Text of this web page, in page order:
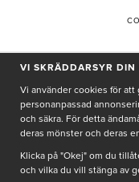
Genom att ge min e-
De uppgifter du
VI SKRÄDDARSYR DIN
Vi använder cookies för
personanpassad
och säkra. För detta
deras mönster och deras
Klicka på "Okej" om du
och vilka du vill stänga av